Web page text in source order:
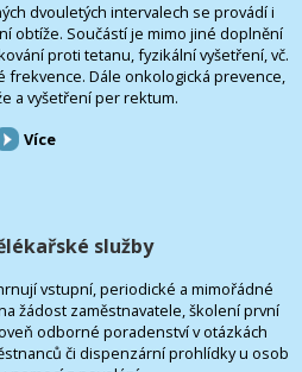
dvouletých intervalech se provádí i
obtíže. Součástí je mimo jiné doplnění
proti tetanu, fyzikální vyšetření, vč.
frekvence. Dále onkologická prevence,
a vyšetření per rektum.
Více
služby
vstupní, periodické a mimořádné
žádost zaměstnavatele, školení první
odborné poradenství v otázkách
či dispenzární prohlídky u osob